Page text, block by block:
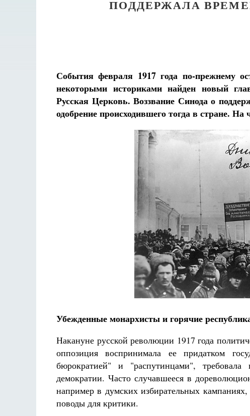
ПОДДЕРЖАЛА
События февраля 1917 года по-прежнему
некоторыми историками найден новый
Русская Церковь. Воззвание Синода о
одобрение происходившего тогда в стране.
Убежденные монархисты и горячие
Накануне русской революции 1917 года
оппозиция воспринимала ее придатком
бюрократией" и "распутинцами", требовала
демократии. Часто случавшееся в
например в думских избирательных
поводы для критики.
Разлуки не будет
Фредерика де Грааф Как